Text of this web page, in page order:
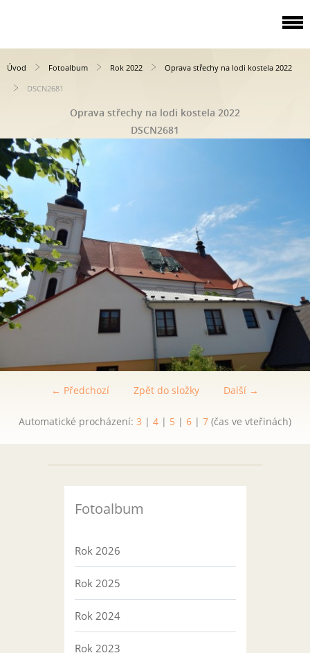
Úvod Fotoalbum Rok 2022
Oprava střechy na lodi kostela 2022
DSCN2681
Oprava střechy na lodi kostela 2022
DSCN2681
← Předchozí Další →
Zpět do složky
Automatické procházení: 3 | 4 | 5 | 6 | 7 (čas ve vteřinách)
Fotoalbum
Rok 2026
Rok 2025
Rok 2024
Rok 2023